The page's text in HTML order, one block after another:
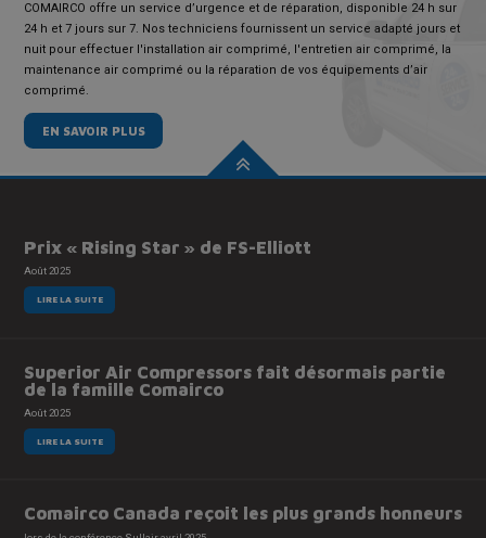
COMAIRCO offre un service d’urgence et de réparation, disponible 24 h sur
24 h et 7 jours sur 7. Nos techniciens fournissent un service adapté jours et
nuit pour effectuer l'installation air comprimé, l'entretien air comprimé, la
maintenance air comprimé ou la réparation de vos équipements d’air
comprimé.
EN SAVOIR PLUS
Prix « Rising Star » de FS-Elliott
Août 2025
LIRE LA SUITE
Superior Air Compressors fait désormais partie
de la famille Comairco
Août 2025
LIRE LA SUITE
Comairco Canada reçoit les plus grands honneurs